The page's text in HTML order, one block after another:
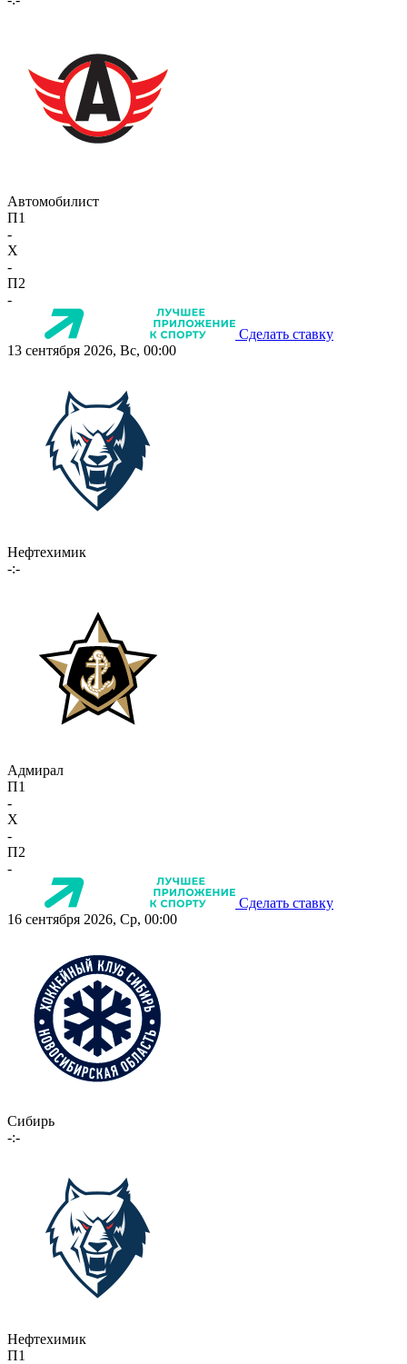
Автомобилист
П1
-
X
-
П2
-
Сделать ставку
13 сентября 2026, Вс, 00:00
Нефтехимик
-:-
Адмирал
П1
-
X
-
П2
-
Сделать ставку
16 сентября 2026, Ср, 00:00
Сибирь
-:-
Нефтехимик
П1